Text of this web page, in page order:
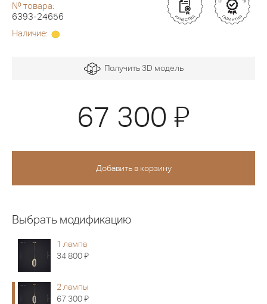
№ товара:
6393-24656
Наличие:
Получить 3D модель
67 300 Я
Выбрать модификацию
1 лампа
34 800Я
2 лампы
67 300Я